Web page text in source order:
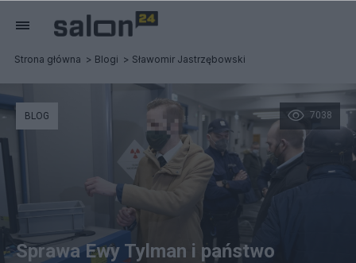
Strona główna Blogi Sławomir Jastrzębowski
7038
BLOG
Sprawa Ewy Tylman i państwo